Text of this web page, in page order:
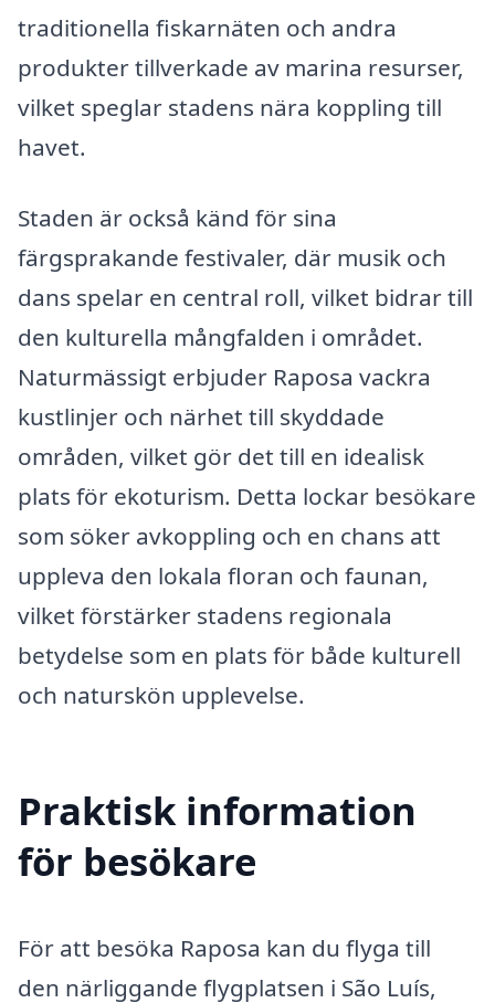
traditionella fiskarnäten och andra
produkter tillverkade av marina resurser,
vilket speglar stadens nära koppling till
havet.
Staden är också känd för sina
färgsprakande festivaler, där musik och
dans spelar en central roll, vilket bidrar till
den kulturella mångfalden i området.
Naturmässigt erbjuder Raposa vackra
kustlinjer och närhet till skyddade
områden, vilket gör det till en idealisk
plats för ekoturism. Detta lockar besökare
som söker avkoppling och en chans att
uppleva den lokala floran och faunan,
vilket förstärker stadens regionala
betydelse som en plats för både kulturell
och naturskön upplevelse.
Praktisk information
för besökare
För att besöka Raposa kan du flyga till
den närliggande flygplatsen i São Luís,